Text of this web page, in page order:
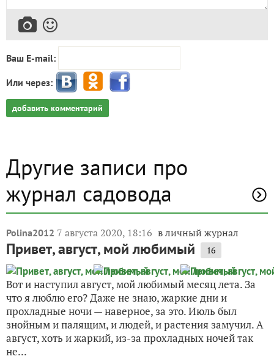
Ваш E-mail:
Или через:
добавить комментарий
Другие записи про
журнал садовода
Polina2012 7 августа 2020, 18:16 в личный журнал
Привет, август, мой любимый 16
Вот и наступил август, мой любимый месяц лета. За
что я люблю его? Даже не знаю, жаркие дни и
прохладные ночи — наверное, за это. Июль был
знойным и палящим, и людей, и растения замучил. А
август, хоть и жаркий, из-за прохладных ночей так
не...